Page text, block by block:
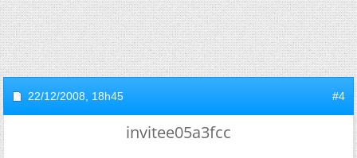
22/12/2008, 18h45 #4
invitee05a3fcc